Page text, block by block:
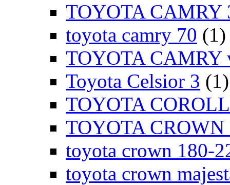
TOYOTA CAMRY
toyota camry 70 (1)
TOYOTA CAMRY
Toyota Celsior 3 (1)
TOYOTA
TOYOTA CROWN
toyota crown 180-
toyota crown